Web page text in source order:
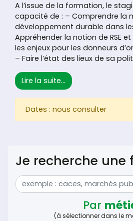
Je recherche une
Par
(à sélectionner dans le
A l’issue de la formation, le
capacité de : – Comprendre la
développement durable dans
Appréhender la notion de RSE
les enjeux pour les donneurs
– Faire l’état des lieux de sa
Lire la suite… from Savoir
Dates : nous consulter